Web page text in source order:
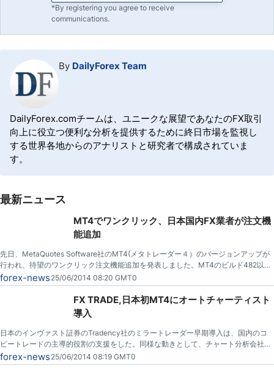
*By registering you agree to receive
communications.
By DailyForex Team
DailyForex.comチームは、ユニークな展望であなたのFX取引
向上に役立つ便利な分析を提供するために終日市場を監視し
する世界各地からのアナリストと研究者で構成されていま
す。
最新ニュース
MT4でワンクリック、日本国内FX業者が注文機
能追加
先日、MetaQuotes Software社のMT4(メタトレーダー４）のバージョンアップが
行われ、待望のワンクリック注文機能追加を発表しました。MT4のビルド482以降
で利用可能とのこと。
forex-news 25/06/2014 08:20 GMT0
FX TRADE,日本初MT4にオートチャーティスト
導入
日本のインヴァスト証券のTradency社のミラートレーダー早期導入は、国内のコ
ピートレードの主導的役割の支援をした。同様な動きとして、チャート分析会社オ
ートチャーティス（Autochartist）は、FX TRADEファイナンシャルが、その製品
をMT4上で起動した、最初の日本ブローカーと発表しました。
forex-news 25/06/2014 08:19 GMT0